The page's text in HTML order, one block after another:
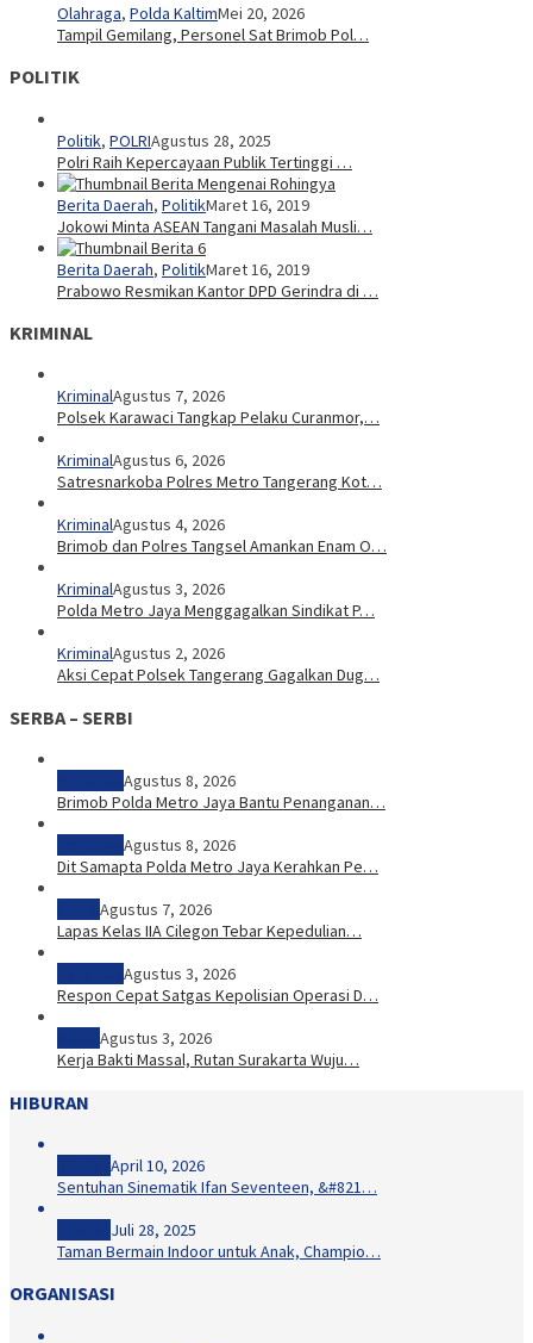
Olahraga, Polda KaltimMei 20, 2026
Tampil Gemilang, Personel Sat Brimob Pol…
POLITIK
Politik, POLRIAgustus 28, 2025
Polri Raih Kepercayaan Publik Tertinggi …
Berita Daerah, PolitikMaret 16, 2019
Jokowi Minta ASEAN Tangani Masalah Musli…
Berita Daerah, PolitikMaret 16, 2019
Prabowo Resmikan Kantor DPD Gerindra di …
KRIMINAL
KriminalAgustus 7, 2026
Polsek Karawaci Tangkap Pelaku Curanmor,…
KriminalAgustus 6, 2026
Satresnarkoba Polres Metro Tangerang Kot…
KriminalAgustus 4, 2026
Brimob dan Polres Tangsel Amankan Enam O…
KriminalAgustus 3, 2026
Polda Metro Jaya Menggagalkan Sindikat P…
KriminalAgustus 2, 2026
Aksi Cepat Polsek Tangerang Gagalkan Dug…
SERBA – SERBI
Agustus 8, 2026
Brimob Polda Metro Jaya Bantu Penanganan…
Agustus 8, 2026
Dit Samapta Polda Metro Jaya Kerahkan Pe…
Agustus 7, 2026
Lapas Kelas IIA Cilegon Tebar Kepedulian…
Agustus 3, 2026
Respon Cepat Satgas Kepolisian Operasi D…
Agustus 3, 2026
Kerja Bakti Massal, Rutan Surakarta Wuju…
HIBURAN
April 10, 2026
Sentuhan Sinematik Ifan Seventeen, &#821…
Juli 28, 2025
Taman Bermain Indoor untuk Anak, Champio…
ORGANISASI